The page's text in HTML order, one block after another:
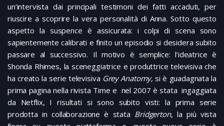
un’intervista dai principali testimoni dei fatti accaduti, per
riuscire a scoprire la vera personalità di Anna. Sotto questo
aspetto la suspence è assicurata: i colpi di scena sono
sapientemente calibrati e finito un episodio si desidera subito
passare al successivo. Il motivo è semplice: l’ideatrice è
Shonda Rhimes, la sceneggiatrice e produttrice televisiva che
ha creato la serie televisiva Grey Anatomy, si è guadagnata la
prima pagina nella rivista Time e nel 2007 è stata ingaggiata
da Netflix, I risultati si sono subito visti: la prima serie
prodotta in collaborazione è stata Bridgerton, la più vista